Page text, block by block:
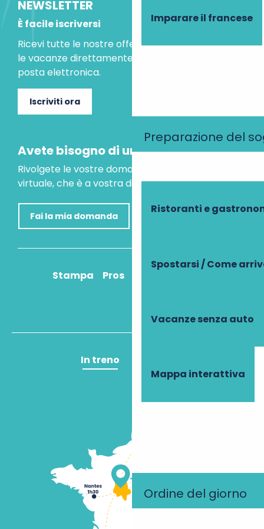
Imparare il francese
Preparazione del
Ristoranti e
Spostarsi / Come
Vacanze senza auto
Mappa interattiva
Ordine del giorno
NEWSLETTER
È facile iscriversi
Ricevi tutte le nostre offerte speciali e le idee per
le vacanze direttamente nella tua casella di
posta elettronica.
Iscriviti ora
Avete bisogno di un consiglio?
Rivolgete le vostre domande al nostro assistente
virtuale, che è a vostra disposizione per aiutarvi.
Fai la mia domanda
Stampa Pros
In treno